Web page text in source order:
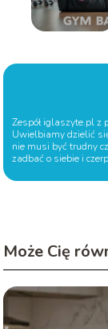
Zespół iglaszyte.pl z
Uwielbiamy dzielić
nie musi być trudny
zadbać o siebie i
Może Cię